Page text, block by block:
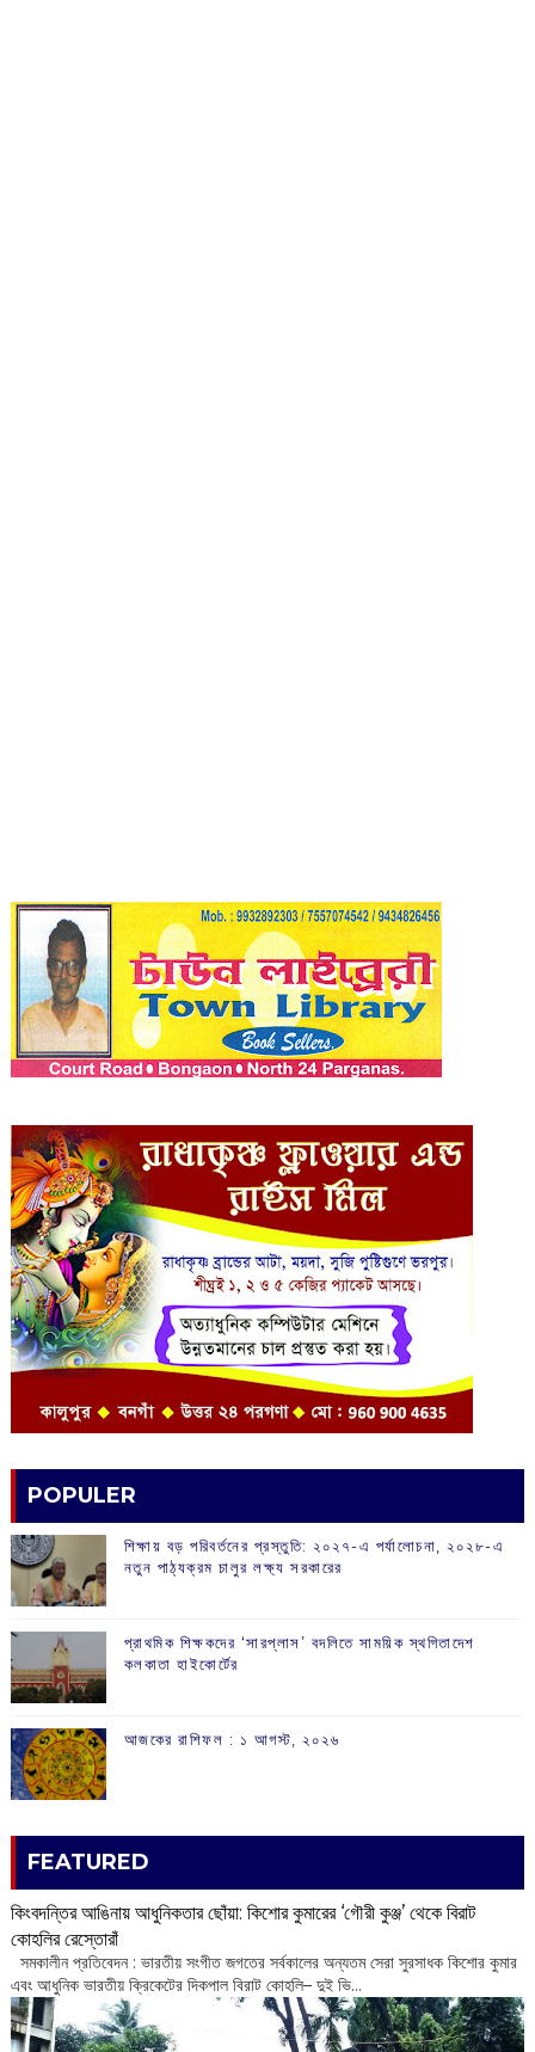
POPULER
শিক্ষায় বড় পরিবর্তনের প্রস্তুতি: ২০২৭-এ পর্যালোচনা, ২০২৮-এ
নতুন পাঠ্যক্রম চালুর লক্ষ্য সরকারের
প্রাথমিক শিক্ষকদের ‘সারপ্লাস’ বদলিতে সাময়িক স্থগিতাদেশ
কলকাতা হাইকোর্টের
আজকের রাশিফল :‌ ‌‌১ আগস্ট, ২০২৬
FEATURED
কিংবদন্তির আঙিনায় আধুনিকতার ছোঁয়া: কিশোর কুমারের ‘গৌরী কুঞ্জ’ থেকে বিরাট
কোহলির রেস্তোরাঁ
‌ সমকালীন প্রতিবেদন : ভারতীয় সংগীত জগতের সর্বকালের অন্যতম সেরা সুরসাধক কিশোর কুমার
এবং আধুনিক ভারতীয় ক্রিকেটের দিকপাল বিরাট কোহলি– ‌দুই ভি...